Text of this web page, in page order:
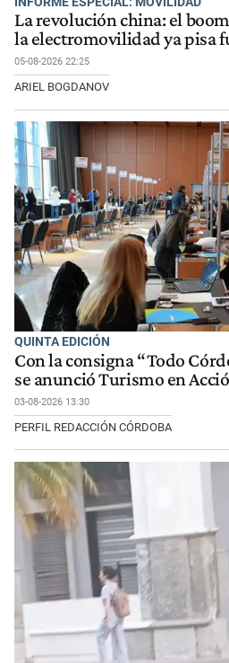
La revolución china: el
la electromovilidad ya pisa
05-08-2026 22:25
ARIEL BOGDANOV
QUINTA EDICIÓN
Con la consigna “Todo
se anunció Turismo en
03-08-2026 13:30
PERFIL REDACCIÓN CÓRDOBA